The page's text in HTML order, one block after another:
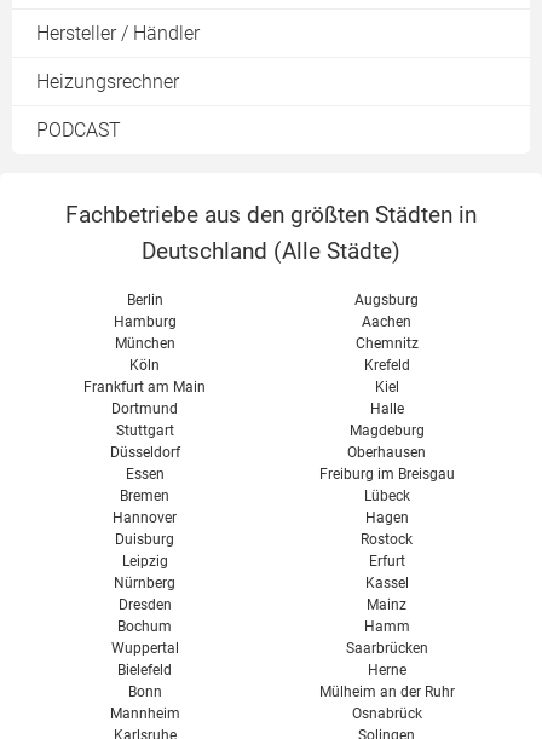
Heizkosten berechnen
Heizkostenvergleich
Steuerung einer Umwälzpumpe
Heizungspumpe Förderung
Wärmetauscher
Hydraulischer Abgleich Software
Überblick Lüftungsanlagen
Lüftungskonzept
Abluftanlage
Wohnraumlüftung im Altbau
Wohnraumlüftung im Neubau
Passivhaus Lüftung
Wohnraumlüftung Kosten
Wohnraumlüftung Test
Vent 4000 CC Bosch
Hersteller / Händler
Heizungsrechner
PODCAST
Fachbetriebe aus den größten Städten in
Deutschland (Alle Städte)
Berlin
Hamburg
München
Köln
Frankfurt am Main
Dortmund
Stuttgart
Düsseldorf
Essen
Bremen
Hannover
Duisburg
Leipzig
Nürnberg
Dresden
Bochum
Wuppertal
Bielefeld
Bonn
Mannheim
Augsburg
Aachen
Chemnitz
Krefeld
Kiel
Halle
Magdeburg
Oberhausen
Freiburg im Breisgau
Lübeck
Hagen
Rostock
Erfurt
Kassel
Mainz
Hamm
Saarbrücken
Herne
Mülheim an der Ruhr
Osnabrück